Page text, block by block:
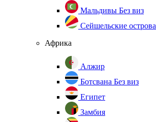
Мальдивы Без виз
Сейшельские острова
Африка
Алжир
Ботсвана Без виз
Египет
Замбия